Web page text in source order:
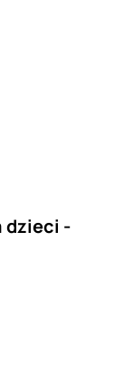
dzieci -